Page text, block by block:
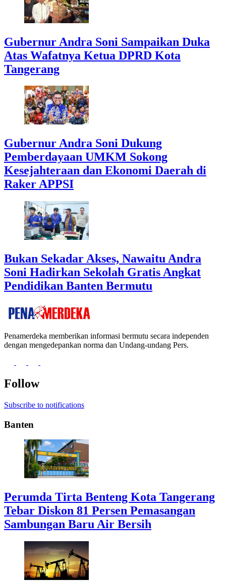
Gubernur Andra Soni Sampaikan Duka
Atas Wafatnya Ketua DPRD Kota
Tangerang
Gubernur Andra Soni Dukung
Pemberdayaan UMKM Sokong
Kesejahteraan dan Ekonomi Daerah di
Raker APPSI
Bukan Sekadar Akses, Nawaitu Andra
Soni Hadirkan Sekolah Gratis Angkat
Pendidikan Banten Bermutu
Penamerdeka memberikan informasi bermutu secara independen
dengan mengedepankan norma dan Undang-undang Pers.
Follow
Subscribe to notifications
Banten
Perumda Tirta Benteng Kota Tangerang
Tebar Diskon 81 Persen Pemasangan
Sambungan Baru Air Bersih